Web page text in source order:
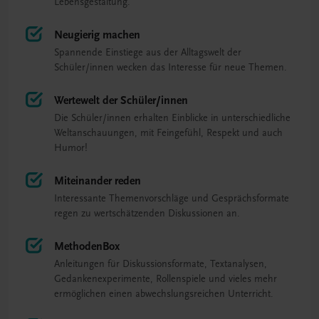
Neugierig machen
Spannende Einstiege aus der Alltagswelt der
Schüler/innen wecken das Interesse für neue Themen.
Wertewelt der Schüler/innen
Die Schüler/innen erhalten Einblicke in unterschiedliche
Weltanschauungen, mit Feingefühl, Respekt und auch
Humor!
Miteinander reden
Interessante Themenvorschläge und Gesprächsformate
regen zu wertschätzenden Diskussionen an.
MethodenBox
Anleitungen für Diskussionsformate, Textanalysen,
Gedankenexperimente, Rollenspiele und vieles mehr
ermöglichen einen abwechslungsreichen Unterricht.